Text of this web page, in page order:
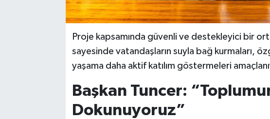
Proje kapsamında güvenli ve destekleyici bir
sayesinde vatandaşların suyla bağ kurmaları,
yaşama daha aktif katılım göstermeleri
Başkan Tuncer:
Dokunuyoruz”